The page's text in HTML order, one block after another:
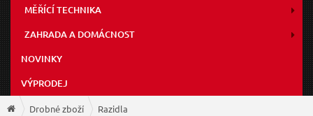
MĚŘÍCÍ TECHNIKA
ZAHRADA A DOMÁCNOST
NOVINKY
VÝPRODEJ
Drobné zboží Razidla